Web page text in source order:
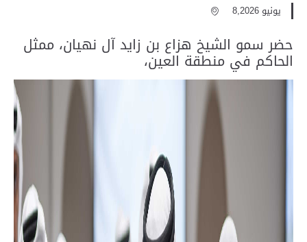
يونيو 8,2026
حضر سمو الشيخ هزاع بن زايد آل نهيان، ممثل
الحاكم في منطقة العين،